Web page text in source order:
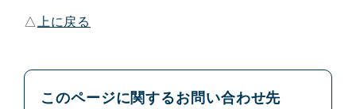
△ 上に戻る
このページに関するお問い合わせ先